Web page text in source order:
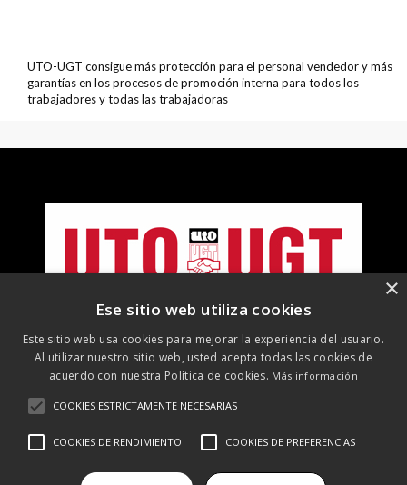
UTO-UGT consigue más protección para el personal vendedor y más
garantías en los procesos de promoción interna para todos los
trabajadores y todas las trabajadoras
×
Ese sitio web utiliza cookies
Este sitio web usa cookies para mejorar la experiencia del usuario.
Al utilizar nuestro sitio web, usted acepta todas las cookies de
acuerdo con nuestra Política de cookies. Más información
COOKIES ESTRICTAMENTE NECESARIAS
COOKIES DE RENDIMIENTO COOKIES DE PREFERENCIAS